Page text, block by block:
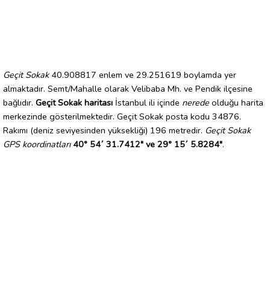
Geçit Sokak40.908817 enlem ve 29.251619 boylamda yer
almaktadır. Semt/Mahalle olarak Velibaba Mh. ve Pendik ilçesine
bağlıdır. Geçit Sokak haritası İstanbul ili içinde nerede olduğu harita
merkezinde gösterilmektedir. Geçit Sokak posta kodu 34876.
Rakımı (deniz seviyesinden yüksekliği) 196 metredir. Geçit Sokak
GPS koordinatları 40° 54´ 31.7412" ve 29° 15´ 5.8284".